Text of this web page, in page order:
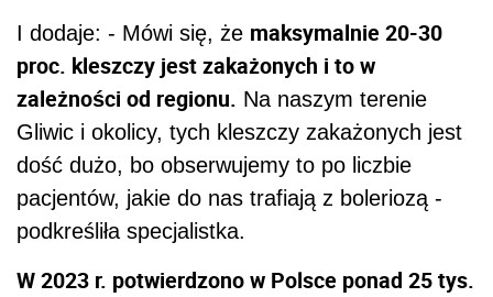
I dodaje: - Mówi się, że maksymalnie 20-30
proc. kleszczy jest zakażonych i to w
zależności od regionu. Na naszym terenie
Gliwic i okolicy, tych kleszczy zakażonych jest
dość dużo, bo obserwujemy to po liczbie
pacjentów, jakie do nas trafiają z boleriozą -
podkreśliła specjalistka.
W 2023 r. potwierdzono w Polsce ponad 25 tys.